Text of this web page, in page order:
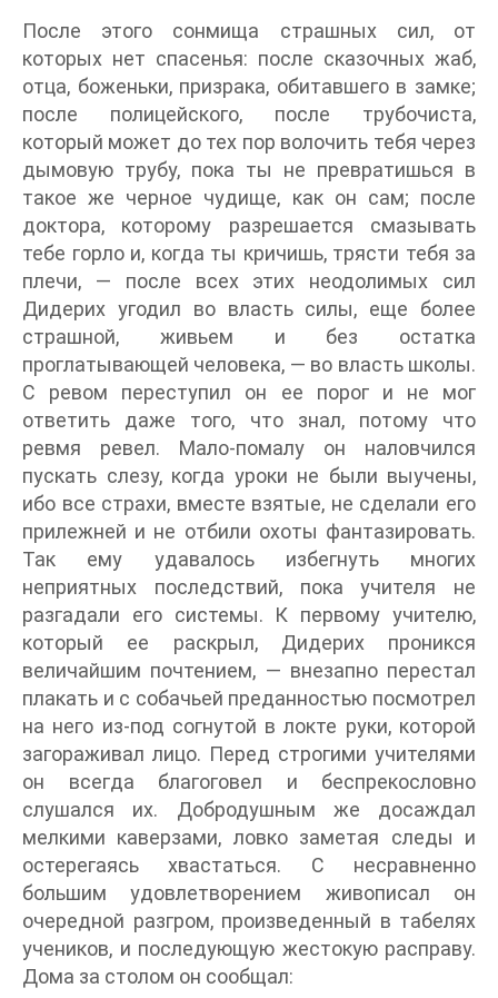
После этого сонмища страшных сил, от
которых нет спасенья: после сказочных жаб,
отца, боженьки, призрака, обитавшего в замке;
после полицейского, после трубочиста,
который может до тех пор волочить тебя через
дымовую трубу, пока ты не превратишься в
такое же черное чудище, как он сам; после
доктора, которому разрешается смазывать
тебе горло и, когда ты кричишь, трясти тебя за
плечи, — после всех этих неодолимых сил
Дидерих угодил во власть силы, еще более
страшной, живьем и без остатка
проглатывающей человека, — во власть школы.
С ревом переступил он ее порог и не мог
ответить даже того, что знал, потому что
ревмя ревел. Мало-помалу он наловчился
пускать слезу, когда уроки не были выучены,
ибо все страхи, вместе взятые, не сделали его
прилежней и не отбили охоты фантазировать.
Так ему удавалось избегнуть многих
неприятных последствий, пока учителя не
разгадали его системы. К первому учителю,
который ее раскрыл, Дидерих проникся
величайшим почтением, — внезапно перестал
плакать и с собачьей преданностью посмотрел
на него из-под согнутой в локте руки, которой
загораживал лицо. Перед строгими учителями
он всегда благоговел и беспрекословно
слушался их. Добродушным же досаждал
мелкими каверзами, ловко заметая следы и
остерегаясь хвастаться. С несравненно
большим удовлетворением живописал он
очередной разгром, произведенный в табелях
учеников, и последующую жестокую расправу.
Дома за столом он сообщал: